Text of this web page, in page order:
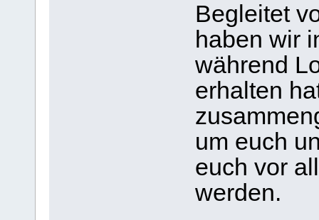
Begleitet
haben wir
während
erhalten
um euch
euch vor
werden.